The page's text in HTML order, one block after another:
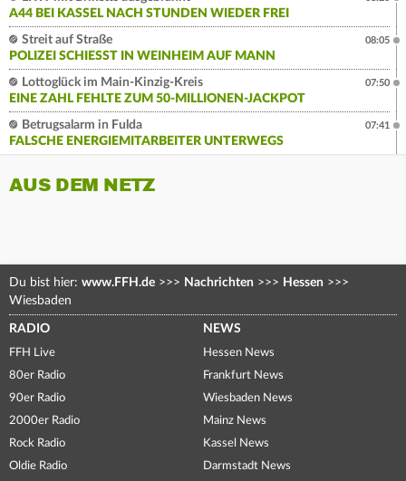
A44 BEI KASSEL NACH STUNDEN WIEDER FREI
Streit auf Straße
POLIZEI SCHIESST IN WEINHEIM AUF MANN
08:05
Lottoglück im Main-Kinzig-Kreis
EINE ZAHL FEHLTE ZUM 50-MILLIONEN-JACKPOT
07:50
Betrugsalarm in Fulda
FALSCHE ENERGIEMITARBEITER UNTERWEGS
07:41
AUS DEM NETZ
Du bist hier: www.FFH.de >>> Nachrichten >>> Hessen >>>
Wiesbaden
RADIO
FFH Live
80er Radio
90er Radio
2000er Radio
Rock Radio
Oldie Radio
NEWS
Hessen News
Frankfurt News
Wiesbaden News
Mainz News
Kassel News
Darmstadt News